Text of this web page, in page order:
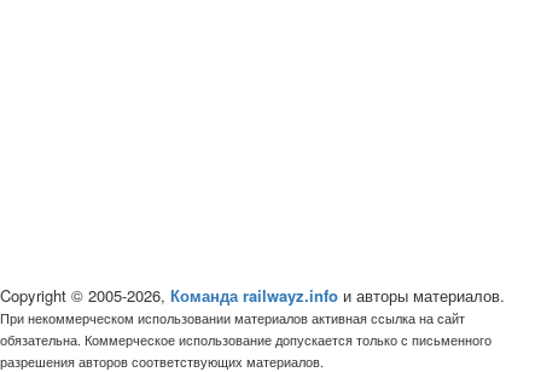
Copyright © 2005-2026, Команда railwayz.info и авторы материалов.
При некоммерческом использовании материалов активная ссылка на сайт
обязательна. Коммерческое использование допускается только с письменного
разрешения авторов соответствующих материалов.